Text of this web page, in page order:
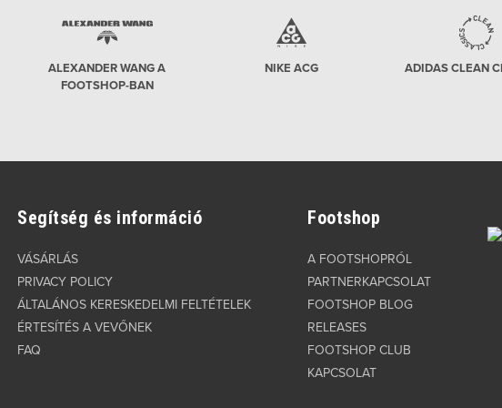
ALEXANDER WANG A
FOOTSHOP-BAN
NIKE ACG ADIDAS CLEAN
Segítség és információ
VÁSÁRLÁS
PRIVACY POLICY
ÁLTALÁNOS KERESKEDELMI FELTÉTELEK
ÉRTESÍTÉS A VEVŐNEK
FAQ
Footshop
A FOOTSHOPRÓL
PARTNERKAPCSOLAT
FOOTSHOP BLOG
RELEASES
FOOTSHOP CLUB
KAPCSOLAT